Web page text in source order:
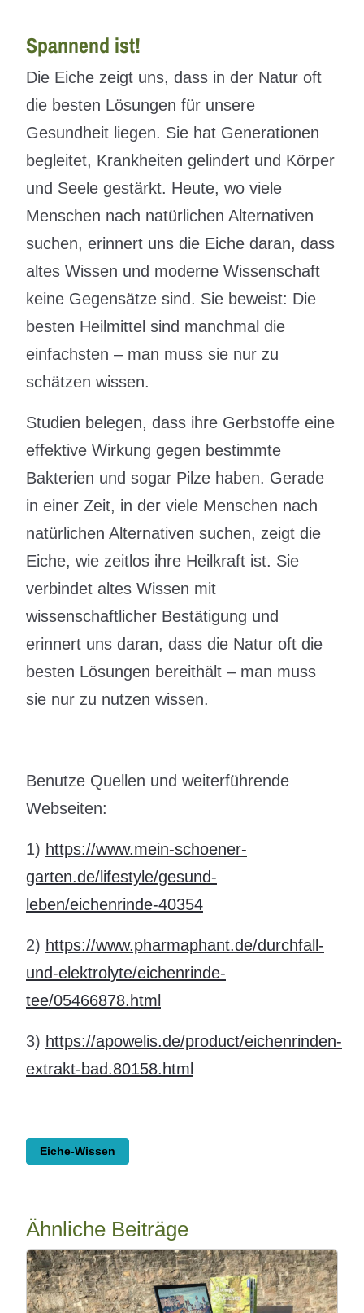
Spannend ist!
Die Eiche zeigt uns, dass in der Natur oft
die besten Lösungen für unsere
Gesundheit liegen. Sie hat Generationen
begleitet, Krankheiten gelindert und Körper
und Seele gestärkt. Heute, wo viele
Menschen nach natürlichen Alternativen
suchen, erinnert uns die Eiche daran, dass
altes Wissen und moderne Wissenschaft
keine Gegensätze sind. Sie beweist: Die
besten Heilmittel sind manchmal die
einfachsten – man muss sie nur zu
schätzen wissen.
Studien belegen, dass ihre Gerbstoffe eine
effektive Wirkung gegen bestimmte
Bakterien und sogar Pilze haben. Gerade
in einer Zeit, in der viele Menschen nach
natürlichen Alternativen suchen, zeigt die
Eiche, wie zeitlos ihre Heilkraft ist. Sie
verbindet altes Wissen mit
wissenschaftlicher Bestätigung und
erinnert uns daran, dass die Natur oft die
besten Lösungen bereithält – man muss
sie nur zu nutzen wissen.
Benutze Quellen und weiterführende
Webseiten:
1) https://www.mein-schoener-
garten.de/lifestyle/gesund-
leben/eichenrinde-40354
2) https://www.pharmaphant.de/durchfall-
und-elektrolyte/eichenrinde-
tee/05466878.html
3) https://apowelis.de/product/eichenrinden-
extrakt-bad.80158.html
Eiche-Wissen
Ähnliche Beiträge